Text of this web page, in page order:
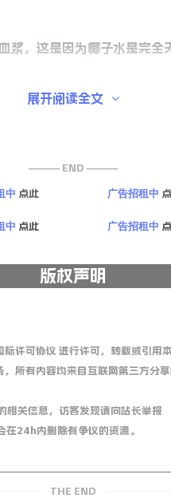
，这是因为椰子水是完全
它们的位置。
进入到快速的萌动期。据B
做梦状态了。
展开阅读全文
——— END ———
中 点此 广告招租中
中 点此 广告招租中
版权声明
许可协议 进行许可，转载或引用
所有内容均来自互联网第三方分
相关信息，访客发现请向站长举报
在24h内删除有争议的资源。
THE END